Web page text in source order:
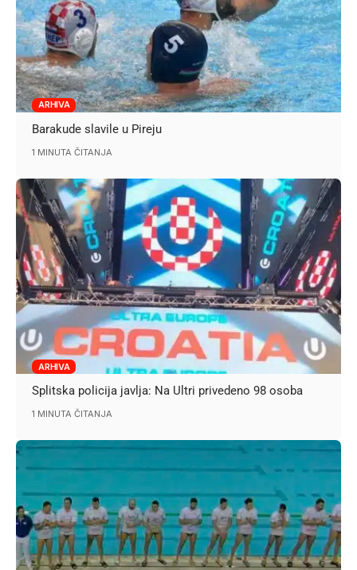
ARHIVA
Barakude slavile u Pireju
1 MINUTA ČITANJA
ARHIVA
Splitska policija javlja: Na Ultri privedeno 98 osoba
1 MINUTA ČITANJA